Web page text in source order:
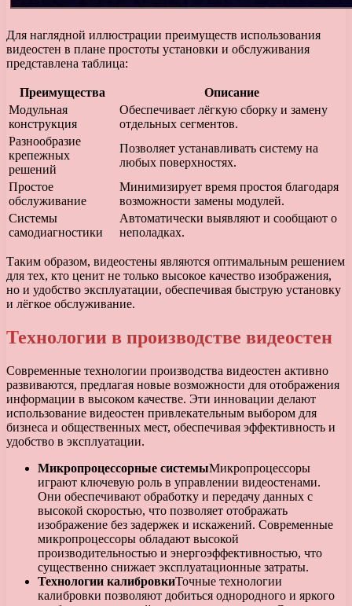
Для наглядной иллюстрации преимуществ использования
видеостен в плане простоты установки и обслуживания
представлена таблица:
Преимущества
Описание
Модульная
конструкция
Обеспечивает лёгкую сборку и замену
отдельных сегментов.
Разнообразие
крепежных
решений
Позволяет устанавливать систему на
любых поверхностях.
Простое
обслуживание
Минимизирует время простоя благодаря
возможности замены модулей.
Системы
самодиагностики
Автоматически выявляют и сообщают о
неполадках.
Таким образом, видеостены являются оптимальным решением
для тех, кто ценит не только высокое качество изображения,
но и удобство эксплуатации, обеспечивая быструю установку
и лёгкое обслуживание.
Технологии в производстве видеостен
Современные технологии производства видеостен активно
развиваются, предлагая новые возможности для отображения
информации в высоком качестве. Эти инновации делают
использование видеостен привлекательным выбором для
бизнеса и общественных мест, обеспечивая эффективность и
удобство в эксплуатации.
Микропроцессорные системыМикропроцессоры
играют ключевую роль в управлении видеостенами.
Они обеспечивают обработку и передачу данных с
высокой скоростью, что позволяет отображать
изображение без задержек и искажений. Современные
микропроцессоры обладают высокой
производительностью и энергоэффективностью, что
существенно снижает эксплуатационные затраты.
Технологии калибровкиТочные технологии
калибровки позволяют добиться однородного и яркого